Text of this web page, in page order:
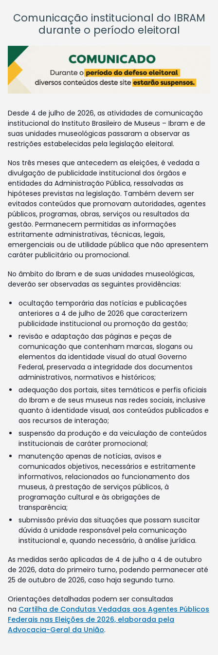
Comunicação institucional do IBRAM
durante o período eleitoral
Desde 4 de julho de 2026, as atividades de comunicação
institucional do Instituto Brasileiro de Museus – Ibram e de
suas unidades museológicas passaram a observar as
restrições estabelecidas pela legislação eleitoral.
Nos três meses que antecedem as eleições, é vedada a
divulgação de publicidade institucional dos órgãos e
entidades da Administração Pública, ressalvadas as
hipóteses previstas na legislação. Também devem ser
evitados conteúdos que promovam autoridades, agentes
públicos, programas, obras, serviços ou resultados da
gestão. Permanecem permitidas as informações
estritamente administrativas, técnicas, legais,
emergenciais ou de utilidade pública que não apresentem
caráter publicitário ou promocional.
No âmbito do Ibram e de suas unidades museológicas,
deverão ser observadas as seguintes providências:
ocultação temporária das notícias e publicações
anteriores a 4 de julho de 2026 que caracterizem
publicidade institucional ou promoção da gestão;
revisão e adaptação das páginas e peças de
comunicação que contenham marcas, slogans ou
elementos da identidade visual do atual Governo
Federal, preservada a integridade dos documentos
administrativos, normativos e históricos;
adequação dos portais, sites temáticos e perfis oficiais
do Ibram e de seus museus nas redes sociais, inclusive
quanto à identidade visual, aos conteúdos publicados e
aos recursos de interação;
suspensão da produção e da veiculação de conteúdos
institucionais de caráter promocional;
manutenção apenas de notícias, avisos e
comunicados objetivos, necessários e estritamente
informativos, relacionados ao funcionamento dos
museus, à prestação de serviços públicos, à
programação cultural e às obrigações de
transparência;
submissão prévia das situações que possam suscitar
dúvida à unidade responsável pela comunicação
institucional e, quando necessário, à análise jurídica.
As medidas serão aplicadas de 4 de julho a 4 de outubro
de 2026, data do primeiro turno, podendo permanecer até
25 de outubro de 2026, caso haja segundo turno.
Orientações detalhadas podem ser consultadas
na Cartilha de Condutas Vedadas aos Agentes Públicos
Federais nas Eleições de 2026, elaborada pela
Advocacia-Geral da União.